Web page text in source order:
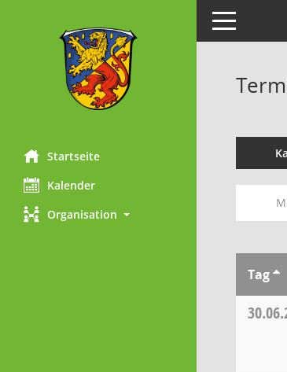
Startseite
Kalender
Organisation
Toggle
Tag